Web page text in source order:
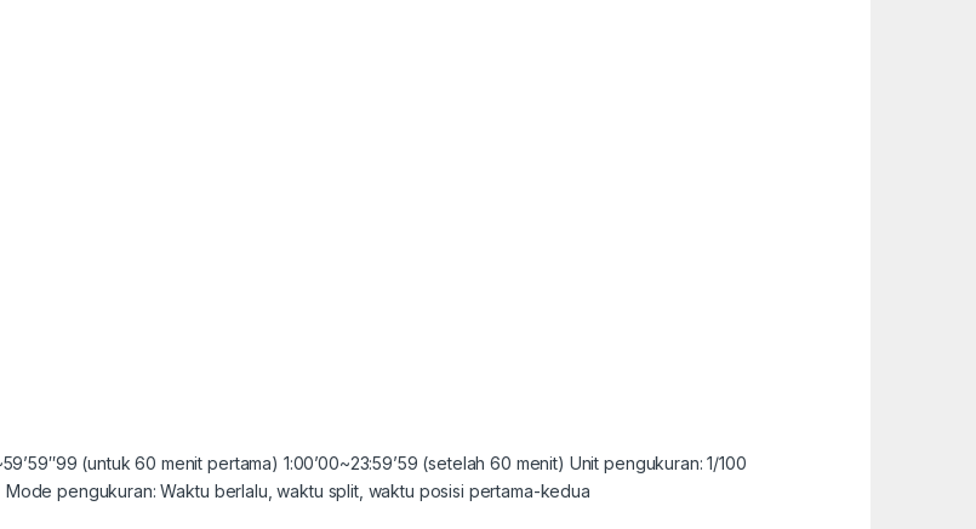
(untuk 60 menit pertama) 1:00’00~23:59’59 (setelah 60 menit) Unit pengukuran: 1/100
pengukuran: Waktu berlalu, waktu split, waktu posisi pertama-kedua